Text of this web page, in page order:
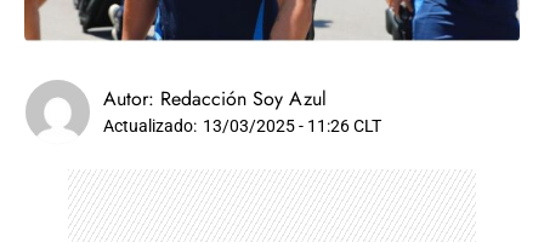
Autor: Redacción Soy Azul
Actualizado: 13/03/2025 - 11:26 CLT